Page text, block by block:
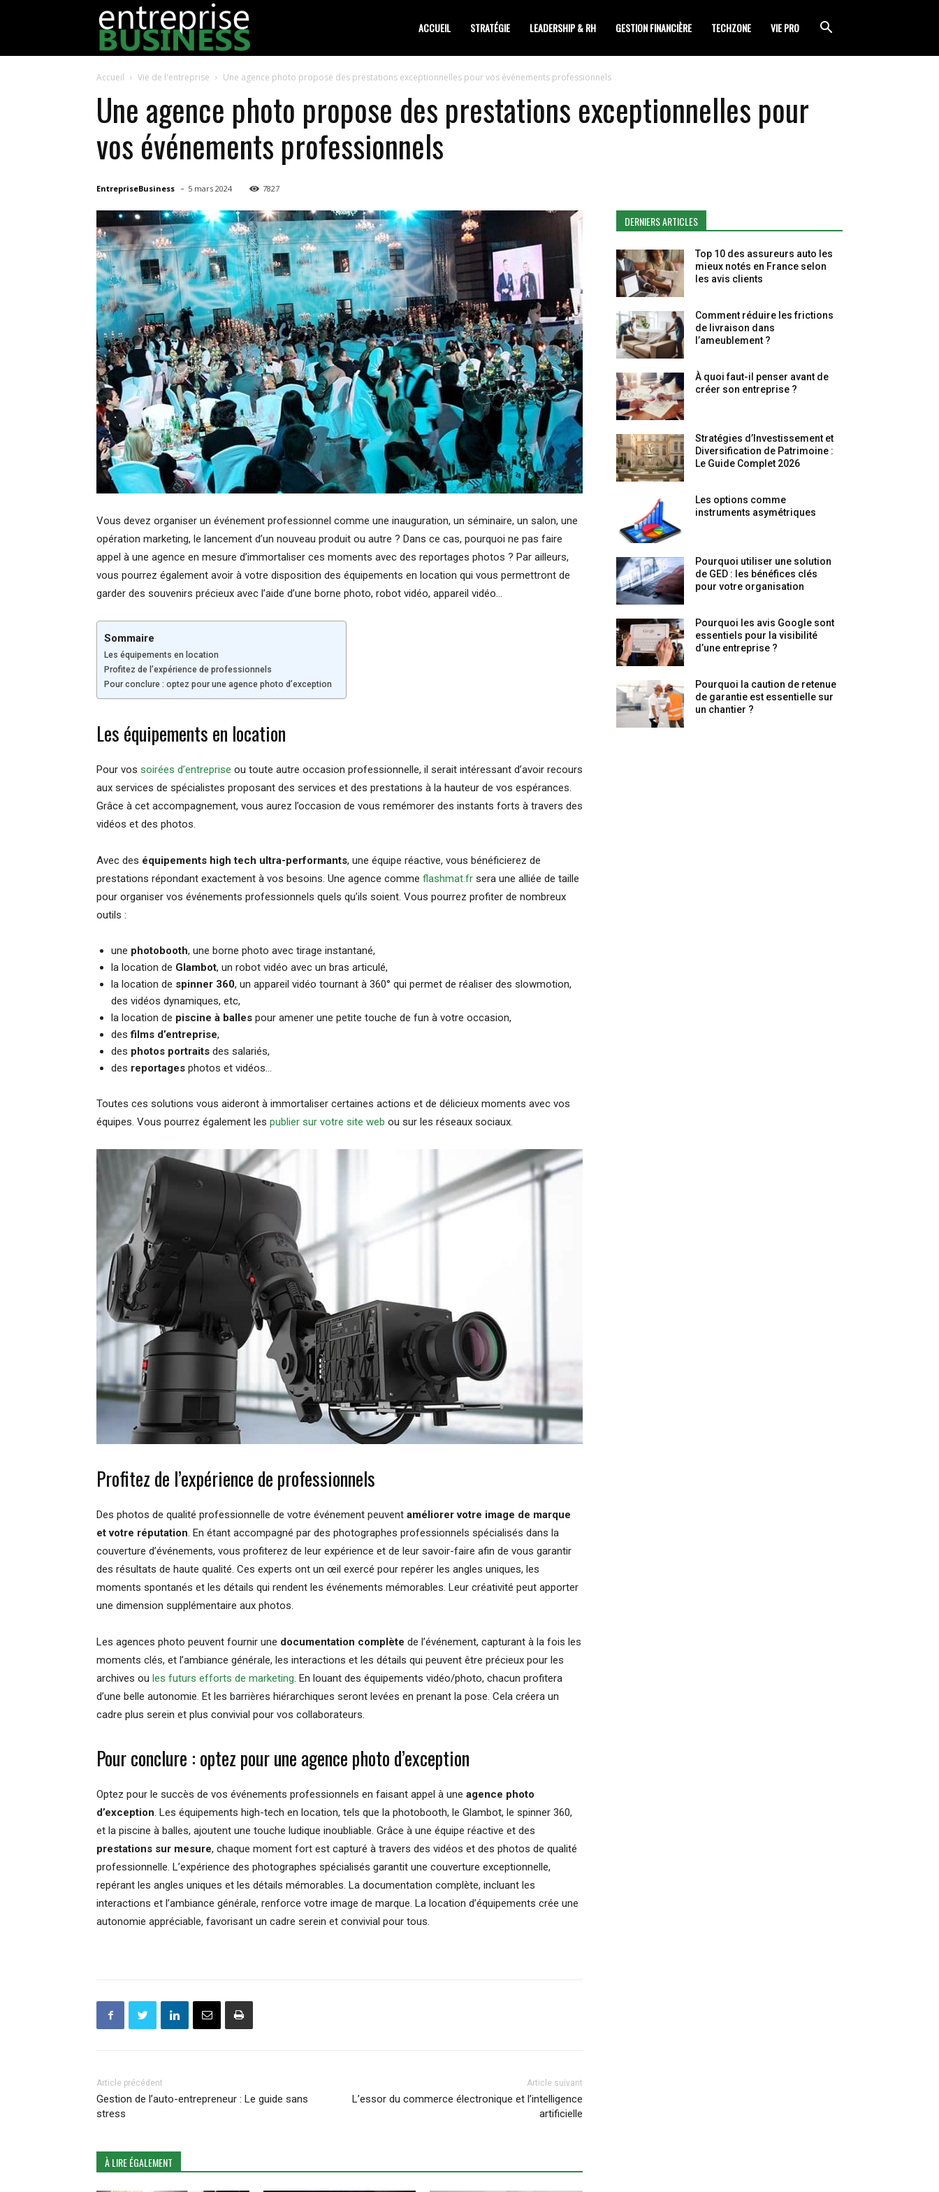
ACCUEIL STRATÉGIE LEADERSHIP & RH GESTION FINANCIÈRE TECHZONE VIE PRO
Accueil Vie de l'entreprise Une agence photo propose des prestations exceptionnelles pour vos événements professionnels
Une agence photo propose des prestations exceptionnelles pour
vos événements professionnels
EntrepriseBusiness - 5 mars 2024 7827
Vous devez organiser un événement professionnel comme une inauguration, un séminaire, un salon, une
opération marketing, le lancement d’un nouveau produit ou autre ? Dans ce cas, pourquoi ne pas faire
appel à une agence en mesure d’immortaliser ces moments avec des reportages photos ? Par ailleurs,
vous pourrez également avoir à votre disposition des équipements en location qui vous permettront de
garder des souvenirs précieux avec l’aide d’une borne photo, robot vidéo, appareil vidéo…
Sommaire
Les équipements en location
Profitez de l’expérience de professionnels
Pour conclure : optez pour une agence photo d’exception
Les équipements en location
Pour vos soirées d’entreprise ou toute autre occasion professionnelle, il serait intéressant d’avoir recours
aux services de spécialistes proposant des services et des prestations à la hauteur de vos espérances.
Grâce à cet accompagnement, vous aurez l’occasion de vous remémorer des instants forts à travers des
vidéos et des photos.
Avec des équipements high tech ultra-performants, une équipe réactive, vous bénéficierez de
prestations répondant exactement à vos besoins. Une agence comme flashmat.fr sera une alliée de taille
pour organiser vos événements professionnels quels qu’ils soient. Vous pourrez profiter de nombreux
outils :
une photobooth, une borne photo avec tirage instantané,
la location de Glambot, un robot vidéo avec un bras articulé,
la location de spinner 360, un appareil vidéo tournant à 360° qui permet de réaliser des slowmotion,
des vidéos dynamiques, etc,
la location de piscine à balles pour amener une petite touche de fun à votre occasion,
desfilms d’entreprise,
des photos portraits des salariés,
des reportages photos et vidéos…
Toutes ces solutions vous aideront à immortaliser certaines actions et de délicieux moments avec vos
équipes. Vous pourrez également les publier sur votre site web ou sur les réseaux sociaux.
Profitez de l’expérience de professionnels
Des photos de qualité professionnelle de votre événement peuvent améliorer votre image de marque
et votre réputation. En étant accompagné par des photographes professionnels spécialisés dans la
couverture d’événements, vous profiterez de leur expérience et de leur savoir-faire afin de vous garantir
des résultats de haute qualité. Ces experts ont un œil exercé pour repérer les angles uniques, les
moments spontanés et les détails qui rendent les événements mémorables. Leur créativité peut apporter
une dimension supplémentaire aux photos.
Les agences photo peuvent fournir une documentation complète de l’événement, capturant à la fois les
moments clés, et l’ambiance générale, les interactions et les détails qui peuvent être précieux pour les
archives ou les futurs efforts de marketing. En louant des équipements vidéo/photo, chacun profitera
d’une belle autonomie. Et les barrières hiérarchiques seront levées en prenant la pose. Cela créera un
cadre plus serein et plus convivial pour vos collaborateurs.
Pour conclure : optez pour une agence photo d’exception
Optez pour le succès de vos événements professionnels en faisant appel à une agence photo
d’exception. Les équipements high-tech en location, tels que la photobooth, le Glambot, le spinner 360,
et la piscine à balles, ajoutent une touche ludique inoubliable. Grâce à une équipe réactive et des
prestations sur mesure, chaque moment fort est capturé à travers des vidéos et des photos de qualité
professionnelle. L’expérience des photographes spécialisés garantit une couverture exceptionnelle,
repérant les angles uniques et les détails mémorables. La documentation complète, incluant les
interactions et l’ambiance générale, renforce votre image de marque. La location d’équipements crée une
autonomie appréciable, favorisant un cadre serein et convivial pour tous.
Article précédent
Gestion de l’auto-entrepreneur : Le guide sans
stress
Article suivant
L’essor du commerce électronique et l’intelligence
artificielle
À LIRE ÉGALEMENT
DERNIERS ARTICLES
Top 10 des assureurs auto les
mieux notés en France selon
les avis clients
Comment réduire les frictions
de livraison dans
l’ameublement ?
À quoi faut-il penser avant de
créer son entreprise ?
Stratégies d’Investissement et
Diversification de Patrimoine :
Le Guide Complet 2026
Les options comme
instruments asymétriques
Pourquoi utiliser une solution
de GED : les bénéfices clés
pour votre organisation
Pourquoi les avis Google sont
essentiels pour la visibilité
d’une entreprise ?
Pourquoi la caution de retenue
de garantie est essentielle sur
un chantier ?